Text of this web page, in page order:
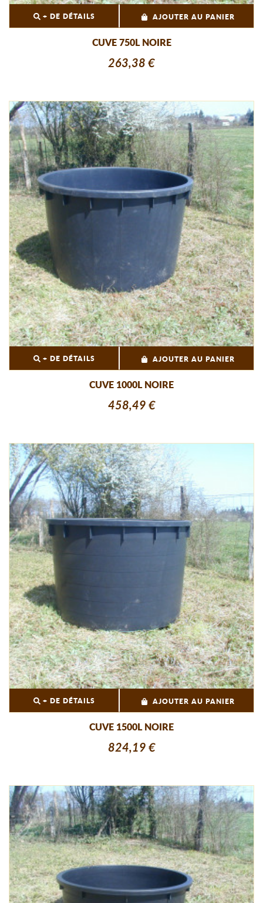
+ DE DÉTAILS AJOUTER AU PANIER
CUVE 750L NOIRE
263,38 €
+ DE DÉTAILS AJOUTER AU PANIER
CUVE 1000L NOIRE
458,49 €
+ DE DÉTAILS AJOUTER AU PANIER
CUVE 1500L NOIRE
824,19 €